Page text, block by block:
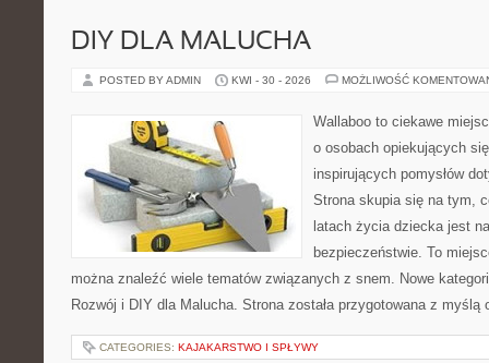
DIY DLA MALUCHA
POSTED BY ADMIN KWI - 30 - 2026 MOŻLIWOŚĆ
Wallaboo to ciekawe
o osobach opiekujących
inspirujących pomysłów
Strona skupia się na tym,
latach życia dziecka jest
bezpieczeństwie. To
można znaleźć wiele tematów związanych z snem. Nowe
Rozwój i DIY dla Malucha. Strona została przygotowana z
CATEGORIES: KAJAKARSTWO I SPŁYWY